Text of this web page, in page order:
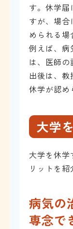
す。休学
すが、場
められる場
例えば、病
は、医師
出後は、教
休学が認め
大学
大学を休学
リットを紹
病気の
専念で